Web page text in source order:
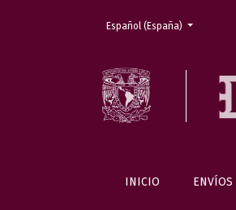
INICIO ENVÍOS
Cambiar el idioma. El actual es:
Español (España)